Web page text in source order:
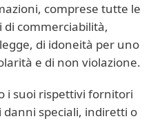
comprese tutte le
di commerciabilità,
di idoneità per uno
e di non violazione.
i suoi rispettivi fornitori
speciali, indiretti o